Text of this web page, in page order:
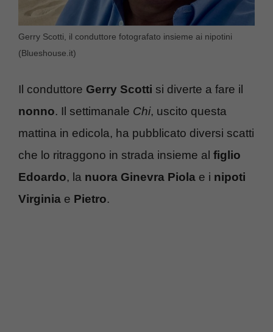
Gerry Scotti, il conduttore fotografato insieme ai nipotini
(Blueshouse.it)
Il conduttore Gerry Scotti si diverte a fare il
nonno. Il settimanale Chi, uscito questa
mattina in edicola, ha pubblicato diversi scatti
che lo ritraggono in strada insieme al figlio
Edoardo, la nuora Ginevra Piola e i nipoti
Virginia e Pietro.